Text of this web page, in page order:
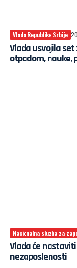
Vlada Republike Srbije
Vlada usvojila
otpadom, nauke,
Nacionalna sluzba za
Vlada će
nezaposlenosti